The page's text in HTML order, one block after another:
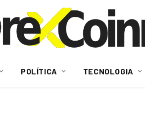
POLÍTICA TECNOLOGIA